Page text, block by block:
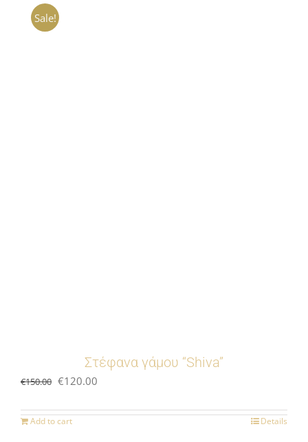
Sale!
Στέφανα γάμου “Shiva”
€150.00 Original
was:
€120.00
is:
Add to cart Details